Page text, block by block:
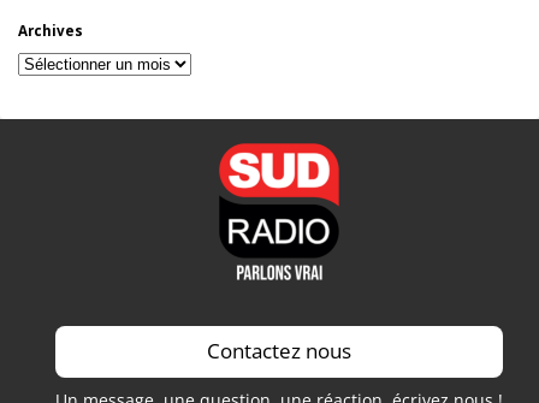
Archives
Archives
Contactez nous